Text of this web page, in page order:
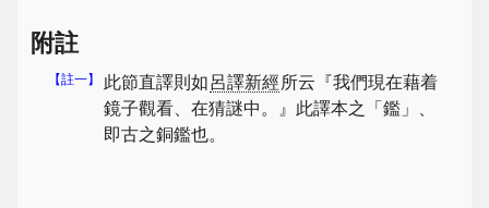
附註
【註一】 此節直譯則如呂譯新經所云『我們現在藉着
鏡子觀看、在猜謎中。』此譯本之「鑑」、
即古之銅鑑也。